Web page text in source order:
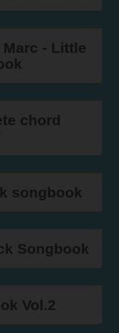
- Little
chord
songbook
Songbook
Vol.2